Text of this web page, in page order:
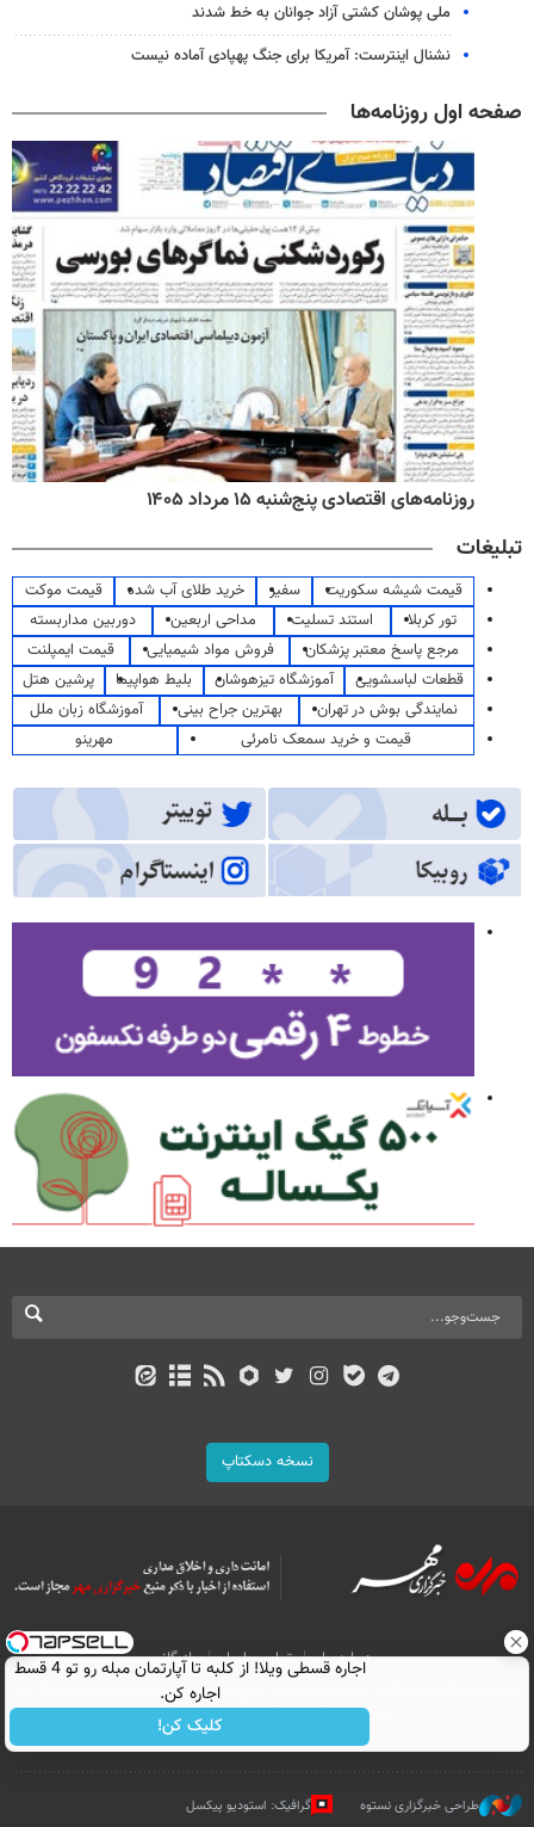
ملی پوشان کشتی آزاد جوانان به خط شدند
نشنال اینترست: آمریکا برای جنگ پهپادی آماده نیست
صفحه اول روزنامه‌ها
روزنامه‌های اقتصادی پنج‌شنبه ۱۵ مرداد ۱۴۰۵
تبلیغات
قیمت شیشه سکوریت سفیر خرید طلای آب شده
قیمت موکت
تور کربلا
استند تسلیت مداحی اربعین
دوربین مداربسته
مرجع پاسخ معتبر پزشکان
فروش مواد شیمیایی
قیمت ایمپلنت
قطعات لباسشویی
آموزشگاه تیزهوشان بلیط هواپیما
پرشین هتل
نمایندگی بوش در تهران
بهترین جراح بینی
آموزشگاه زبان ملل
قیمت و خرید سمعک نامرئی
مهرینو
نسخه دسکتاپ
درباره ما تماس با ما
بازرگانی
All Content by Mehr News Agency is licensed under a Creative Commons
Attribution 4.0 International License.
طراحی خبرگزاری نستوه گرافیک: استودیو پیکسل
اجاره‌ قسطی ویلا! از کلبه تا آپارتمان مبله رو تو 4 قسط
اجاره کن.
کلیک کن!